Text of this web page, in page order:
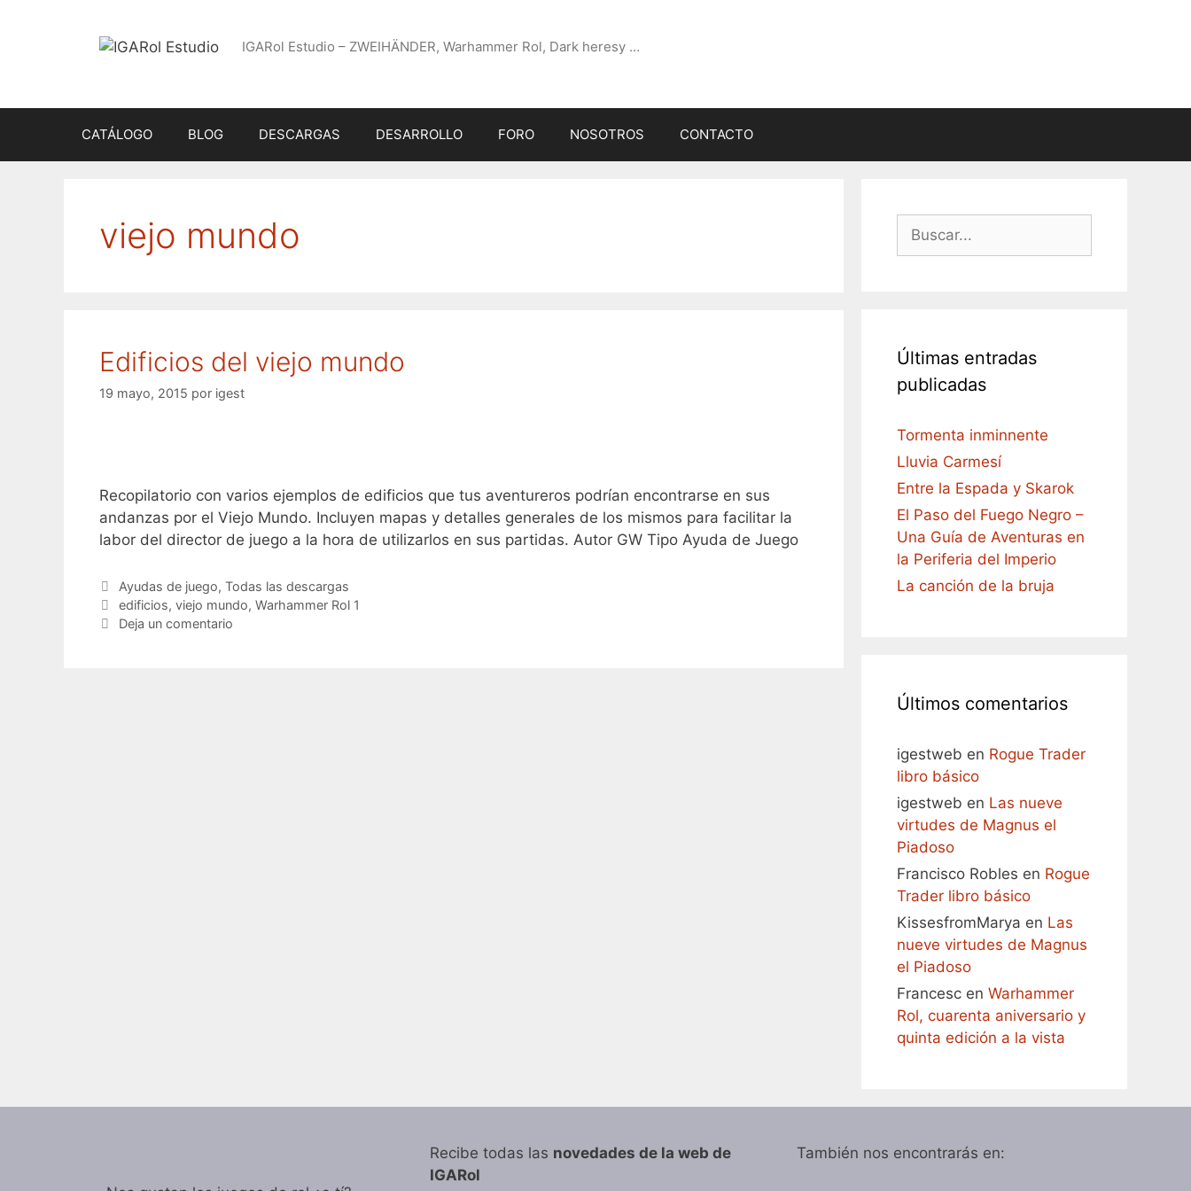
IGARol Estudio – ZWEIHÄNDER, Warhammer Rol, Dark heresy …
CATÁLOGO BLOG DESCARGAS DESARROLLO FORO NOSOTROS CONTACTO
viejo mundo
Edificios del viejo mundo
19 mayo, 2015 por igest
Recopilatorio con varios ejemplos de edificios que tus aventureros podrían encontrarse en sus
andanzas por el Viejo Mundo. Incluyen mapas y detalles generales de los mismos para facilitar la
labor del director de juego a la hora de utilizarlos en sus partidas. Autor GW Tipo Ayuda de Juego
Categorías
Ayudas de juego, Todas las descargas
Etiquetas
edificios, viejo mundo, Warhammer Rol 1
Deja un comentario
Buscar:
Últimas entradas
publicadas
Tormenta inminnente
Lluvia Carmesí
Entre la Espada y Skarok
El Paso del Fuego Negro –
Una Guía de Aventuras en
la Periferia del Imperio
La canción de la bruja
Últimos comentarios
igestweb en Rogue Trader
libro básico
igestweb en Las nueve
virtudes de Magnus el
Piadoso
Francisco Robles en Rogue
Trader libro básico
KissesfromMarya en Las
nueve virtudes de Magnus
el Piadoso
Francesc en Warhammer
Rol, cuarenta aniversario y
quinta edición a la vista
Recibe todas las novedades de la web de
IGARol
También nos encontrarás en: